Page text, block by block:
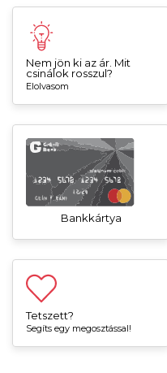
Nem jön ki az ár. Mit
csinálok rosszul?
Elolvasom
Bankkártya
Tetszett?
Segíts egy megosztással!